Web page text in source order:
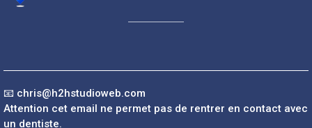
📧 chris@h2hstudioweb.com
Attention cet email ne permet pas de rentrer en contact avec
un dentiste.